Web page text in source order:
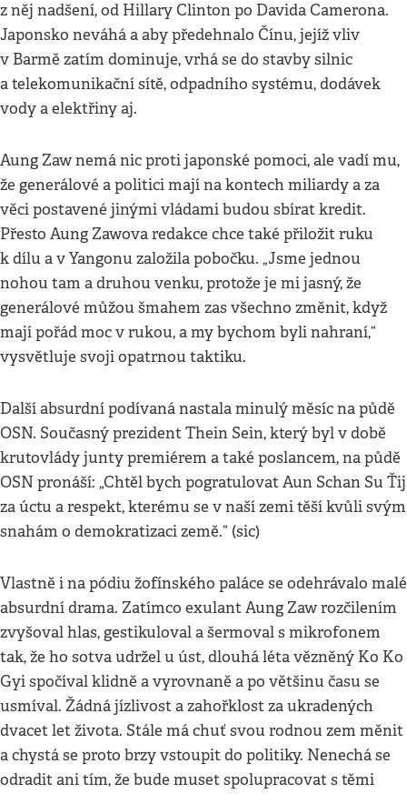
z něj nadšení, od Hillary Clinton po Davida Camerona.
Japonsko neváhá a aby předehnalo Čínu, jejíž vliv
v Barmě zatím dominuje, vrhá se do stavby silnic
a telekomunikační sítě, odpadního systému, dodávek
vody a elektřiny aj.
Aung Zaw nemá nic proti japonské pomoci, ale vadí mu,
že generálové a politici mají na kontech miliardy a za
věci postavené jinými vládami budou sbírat kredit.
Přesto Aung Zawova redakce chce také přiložit ruku
k dílu a v Yangonu založila pobočku. „Jsme jednou
nohou tam a druhou venku, protože je mi jasný, že
generálové můžou šmahem zas všechno změnit, když
mají pořád moc v rukou, a my bychom byli nahraní,“
vysvětluje svoji opatrnou taktiku.
Další absurdní podívaná nastala minulý měsíc na půdě
OSN. Současný prezident Thein Sein, který byl v době
krutovlády junty premiérem a také poslancem, na půdě
OSN pronáší: „Chtěl bych pogratulovat Aun Schan Su Ťij
za úctu a respekt, kterému se v naší zemi těší kvůli svým
snahám o demokratizaci země.“ (sic)
Vlastně i na pódiu žofínského paláce se odehrávalo malé
absurdní drama. Zatímco exulant Aung Zaw rozčilením
zvyšoval hlas, gestikuloval a šermoval s mikrofonem
tak, že ho sotva udržel u úst, dlouhá léta vězněný Ko Ko
Gyi spočíval klidně a vyrovnaně a po většinu času se
usmíval. Žádná jízlivost a zahořklost za ukradených
dvacet let života. Stále má chuť svou rodnou zem měnit
a chystá se proto brzy vstoupit do politiky. Nenechá se
odradit ani tím, že bude muset spolupracovat s těmi